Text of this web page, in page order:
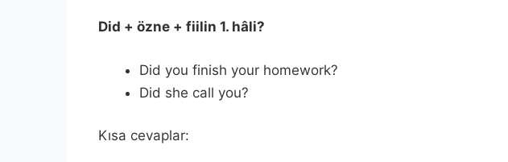
Did + özne + fiilin 1. hâli?
Did you finish your homework?
Did she call you?
Kısa cevaplar: